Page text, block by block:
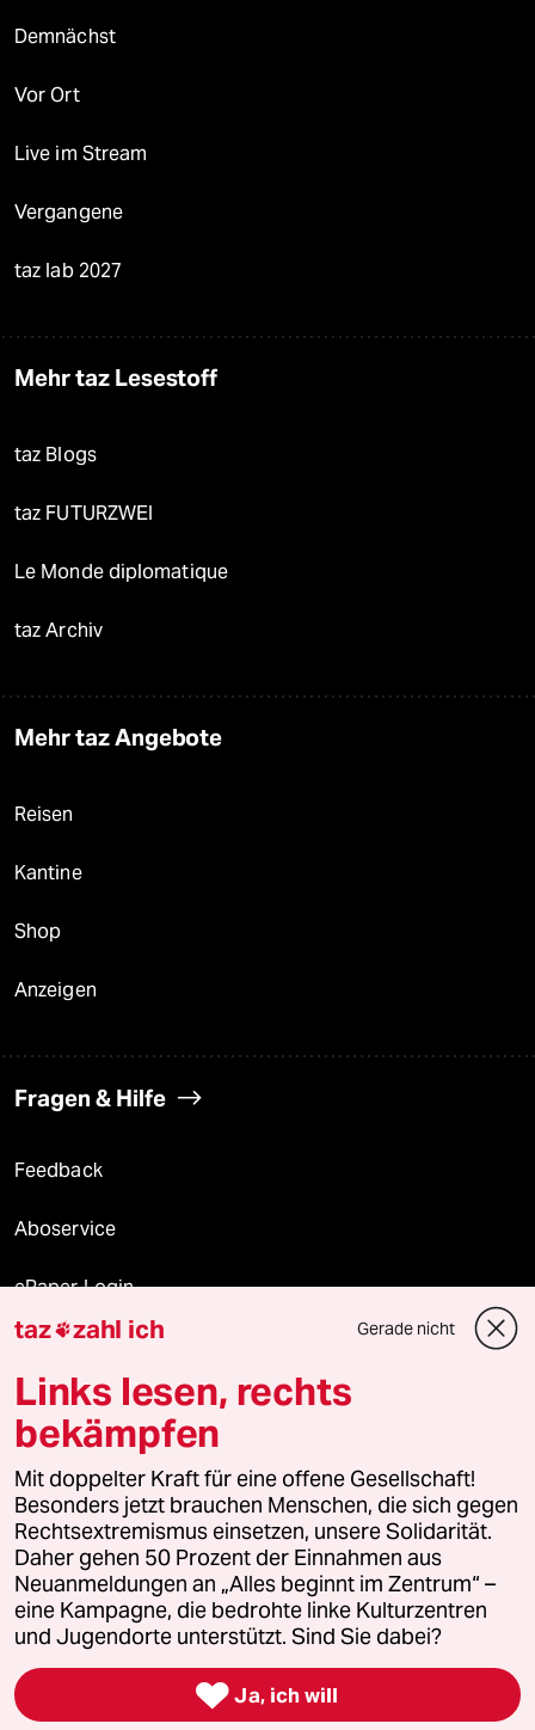
Demnächst
Vor Ort
Live im Stream
Vergangene
taz lab 2027
Mehr taz Lesestoff
taz Blogs
taz FUTURZWEI
Le Monde diplomatique
taz Archiv
Mehr taz Angebote
Reisen
Kantine
Shop
Anzeigen
Fragen & Hilfe
Feedback
Aboservice
ePaper Login
Downloads für Abonnierende
© 2026 taz Verlags und Vertriebs GmbH
Alle Rechte vorbehalten. Bei rechtlichen Fragen oder für Genehmigungen
wenden Sie sich bitte an
lizenzen@taz.de
Feedback Redaktionsstatut Kommune-Richtlinien
Leitlinie Informant Datenschutz Impressum AGB
Seitenwende Einwilligungen widerrufen (Ads)
taz zahl ich Gerade nicht
Links lesen, rechts
bekämpfen
Mit doppelter Kraft für eine offene Gesellschaft!
Besonders jetzt brauchen Menschen, die sich gegen
Rechtsextremismus einsetzen, unsere Solidarität.
Daher gehen 50 Prozent der Einnahmen aus
Neuanmeldungen an „Alles beginnt im Zentrum“ –
eine Kampagne, die bedrohte linke Kulturzentren
und Jugendorte unterstützt. Sind Sie dabei?
 Ja, ich will